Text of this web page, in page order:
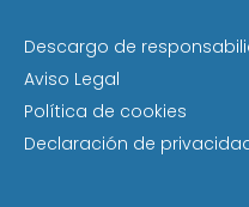
Descargo de
Aviso Legal
Política de cookies
Declaración de